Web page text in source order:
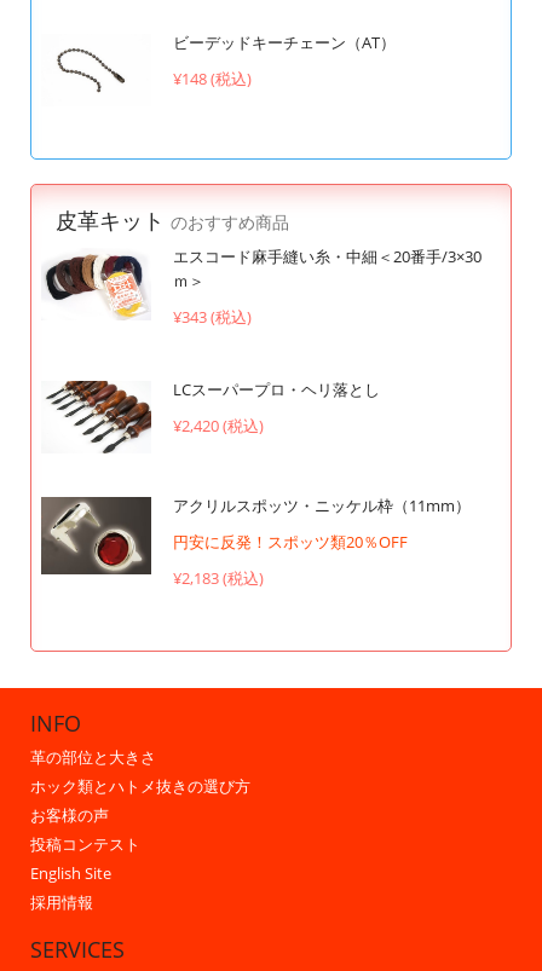
ビーデッドキーチェーン（AT）
¥148 (税込)
皮革キット のおすすめ商品
エスコード麻手縫い糸・中細＜20番手/3×30
ｍ＞
¥343 (税込)
LCスーパープロ・ヘリ落とし
¥2,420 (税込)
アクリルスポッツ・ニッケル枠（11mm）
円安に反発！スポッツ類20％OFF
¥2,183 (税込)
INFO
革の部位と大きさ
ホック類とハトメ抜きの選び方
お客様の声
投稿コンテスト
English Site
採用情報
SERVICES